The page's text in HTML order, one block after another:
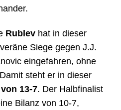
Rublev hat in dieser
Siege gegen J.J.
eingefahren, ohne
steht er in dieser
13-7. Der Halbfinalist
Bilanz von 10-7,